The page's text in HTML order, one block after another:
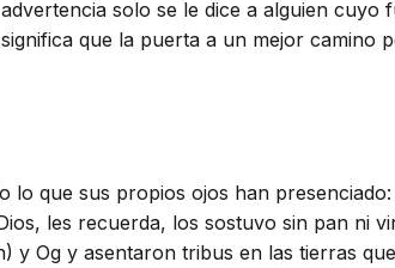
solo se le dice a alguien
que la puerta a un mejor
que sus propios ojos han
les recuerda, los sostuvo sin pan ni
y Og y asentaron tribus en las tierras